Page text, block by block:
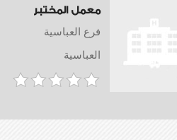
معمل المختبر
فرع العباسية
العباسية